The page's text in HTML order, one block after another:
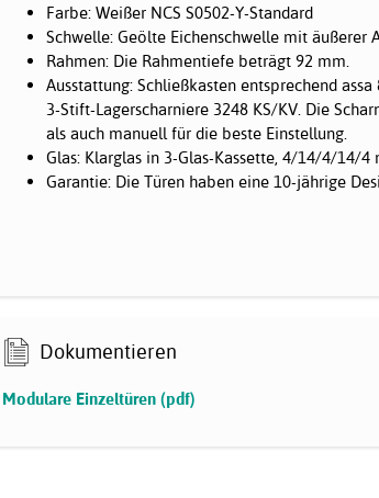
Farbe: Weißer NCS S0502-Y-Standard
Schwelle: Geölte Eichenschwelle mit äußerer
Rahmen: Die Rahmentiefe beträgt 92 mm.
Ausstattung: Schließkasten entsprechend
3-Stift-Lagerscharniere 3248 KS/KV. Die
als auch manuell für die beste Einstellung.
Glas: Klarglas in 3-Glas-Kassette, 4/14/4/14/
Garantie: Die Türen haben eine 10-jährige
Dokumentieren
Modulare Einzeltüren (pdf)